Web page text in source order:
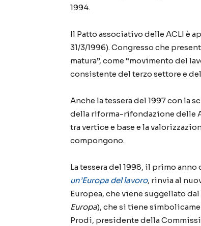
1994.
Il Patto associativo delle ACLI è
31/3/1996). Congresso che
matura”, come “movimento del
consistente del terzo settore e
Anche la tessera del 1997 con la
della riforma-rifondazione delle
tra vertice e base e la
compongono.
La tessera del 1998, il primo
un’Europa del lavoro, rinvia al
Europea, che viene suggellato dal
Europa), che si tiene
Prodi, presidente della